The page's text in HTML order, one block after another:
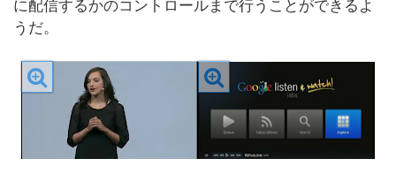
に配信するかのコントロールまで行うことができるよ
うだ。